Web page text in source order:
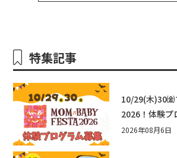
特集記事
10/29(木)30
2026！体験
ゃん向けイベ
2026年08月6日